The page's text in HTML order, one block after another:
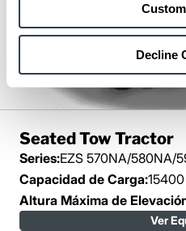
Decline
Seated Tow Tractor
Series:EZS 570NA/580NA/
Capacidad de Carga:
Altura Máxima de
Ver